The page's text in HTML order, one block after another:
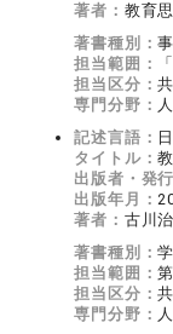
著者： 教育
著書種別：
担当範囲：
担当区分：
専門分野：
記述言語：
タイトル：
出版者・発行
出版年月：
著者： 古川
著書種別：
担当範囲：
担当区分：
専門分野：